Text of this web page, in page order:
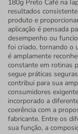
180g Preto Café na
resultados
produto e
aplicação é pensada
desempenho ou
foi criado, tornando o
é amplamente
constante em rotinas
segue práticas
contribui para sua
consumidores
incorporado a
coerência com a
fabricante. Entre os
sua função, a